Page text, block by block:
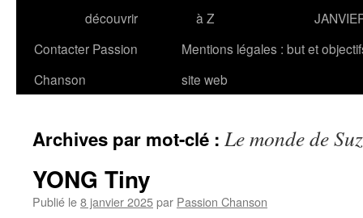
découvrir
à Z
Contacter Passion
Chanson
Mentions légales : but et
site web
Archives par mot-clé : Le monde de
YONG Tiny
Publié le8 janvier 2025par Passion Chanson